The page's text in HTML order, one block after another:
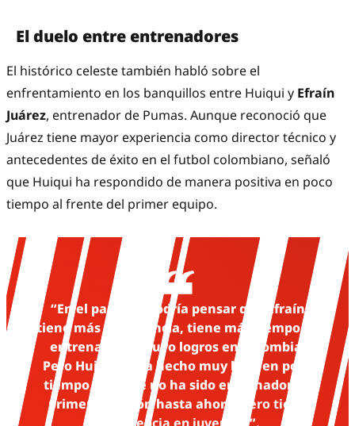
El duelo entre entrenadores
El histórico celeste también habló sobre el
enfrentamiento en los banquillos entre Huiqui y Efraín
Juárez, entrenador de Pumas. Aunque reconoció que
Juárez tiene mayor experiencia como director técnico y
antecedentes de éxito en el futbol colombiano, señaló
que Huiqui ha respondido de manera positiva en poco
tiempo al frente del primer equipo.
“En el papel se podría pensar que Efraín
tiene más experiencia, tiene más tiempo de
entrenador, ya tuvo logros en Colombia.
Pero Huiqui lo ha hecho muy bien en poco
tiempo, aunque no ha sido entrenador de
primera división hasta ahora,
pero tiene